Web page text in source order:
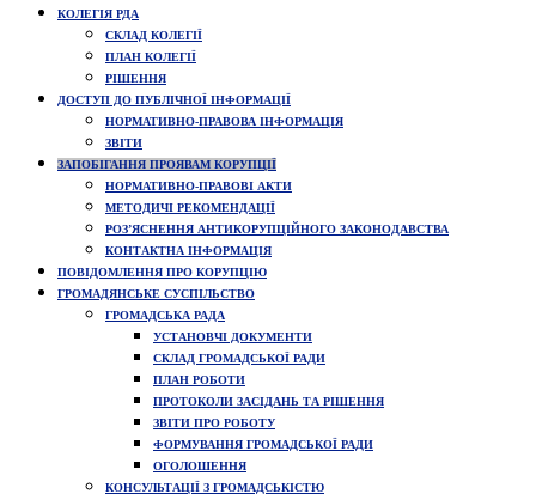
КОЛЕГІЯ РДА
СКЛАД КОЛЕГІЇ
ПЛАН КОЛЕГІЇ
РІШЕННЯ
ДОСТУП ДО ПУБЛІЧНОЇ ІНФОРМАЦІЇ
НОРМАТИВНО-ПРАВОВА ІНФОРМАЦІЯ
ЗВІТИ
ЗАПОБІГАННЯ ПРОЯВАМ КОРУПЦІЇ
НОРМАТИВНО-ПРАВОВІ АКТИ
МЕТОДИЧІ РЕКОМЕНДАЦІЇ
РОЗ’ЯСНЕННЯ АНТИКОРУПЦІЙНОГО ЗАКОНОДАВСТВА
КОНТАКТНА ІНФОРМАЦІЯ
ПОВІДОМЛЕННЯ ПРО КОРУПЦІЮ
ГРОМАДЯНСЬКЕ СУСПІЛЬСТВО
ГРОМАДСЬКА РАДА
УСТАНОВЧІ ДОКУМЕНТИ
СКЛАД ГРОМАДСЬКОЇ РАДИ
ПЛАН РОБОТИ
ПРОТОКОЛИ ЗАСІДАНЬ ТА РІШЕННЯ
ЗВІТИ ПРО РОБОТУ
ФОРМУВАННЯ ГРОМАДСЬКОЇ РАДИ
ОГОЛОШЕННЯ
КОНСУЛЬТАЦІЇ З ГРОМАДСЬКІСТЮ